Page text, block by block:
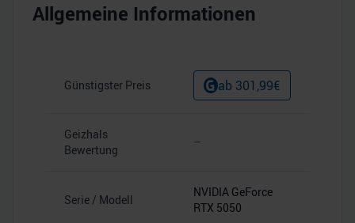
Allgemeine Informationen
Günstigster Preis ab 301,99€
Geizhals
Bewertung
–
Serie / Modell
NVIDIA GeForce
RTX 5050